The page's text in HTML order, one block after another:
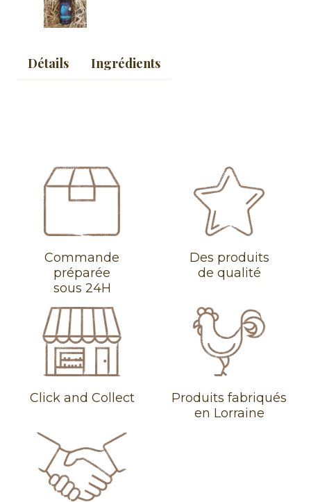
Détails Ingrédients
Commande
préparée
sous 24H
Des produits
de qualité
Click and Collect
Produits fabriqués
en Lorraine